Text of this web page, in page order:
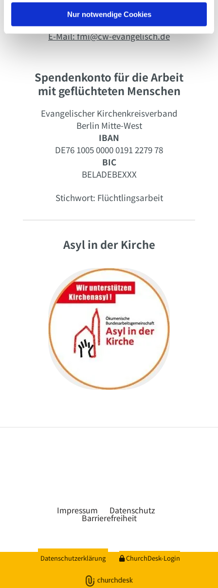
Nur notwendige Cookies
Telefon: 030 86 20 85 89
mobil: 0172 167 55 81
E-Mail: fmi@cw-evangelisch.de
Spendenkonto für die Arbeit
mit geflüchteten Menschen
Evangelischer Kirchenkreisverband
Berlin Mitte-West
IBAN
DE76 1005 0000 0191 2279 78
BIC
BELADEBEXXX
Stichwort: Flüchtlingsarbeit
Asyl in der Kirche
Impressum Datenschutz
Barrierefreiheit
Datenschutzerklärung ChurchDesk-Login